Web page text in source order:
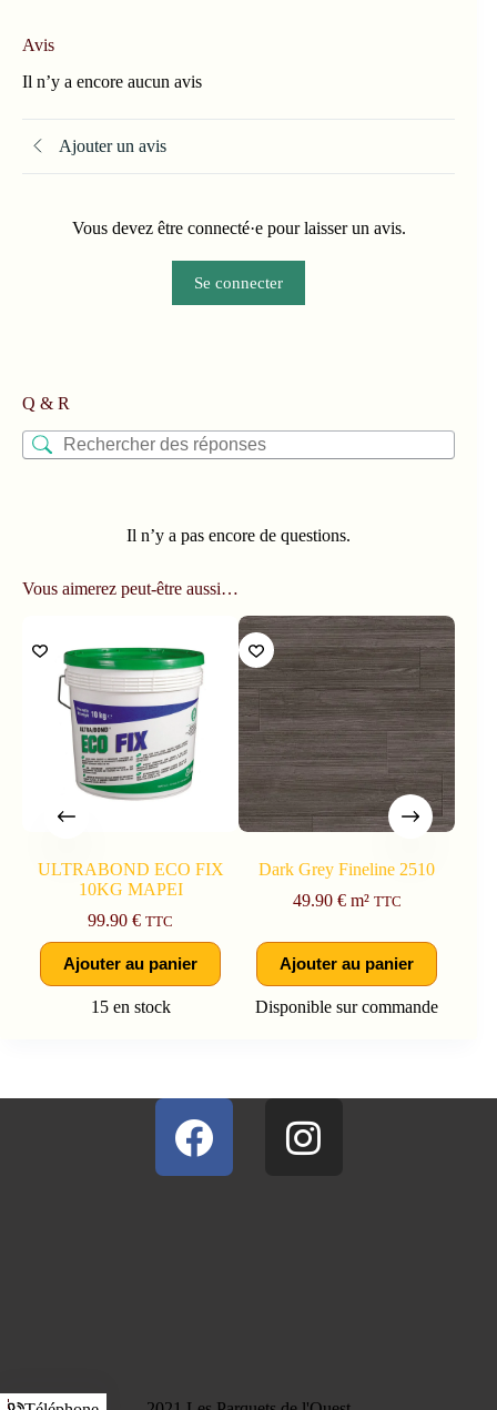
Avis
Il n’y a encore aucun avis
Ajouter un avis
Vous devez être connecté·e pour laisser un avis.
Se connecter
Q & R
Il n’y a pas encore de questions.
Vous aimerez peut-être aussi…
ULTRABOND ECO FIX
10KG MAPEI
99.90€ TTC
Ajouter au panier
15 en stock
Dark Grey Fineline 2510
49.90 €m² TTC
Ajouter au panier
Disponible sur commande